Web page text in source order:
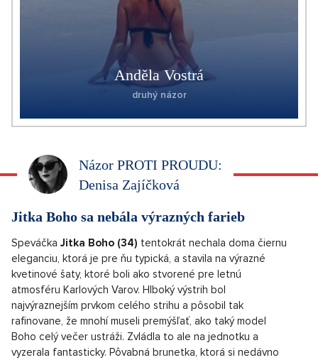
Anděla Vostrá
druhý názor
Názor PROTI PROUDU:
Denisa Zajíčková
Jitka Boho sa nebála výrazných farieb
Speváčka Jitka Boho (34) tentokrát nechala doma čiernu
eleganciu, ktorá je pre ňu typická, a stavila na výrazné
kvetinové šaty, ktoré boli ako stvorené pre letnú
atmosféru Karlových Varov. Hlboký výstrih bol
najvýraznejším prvkom celého strihu a pôsobil tak
rafinovane, že mnohí museli premýšľať, ako taký model
Boho celý večer ustráži. Zvládla to ale na jednotku a
vyzerala fantasticky. Pôvabná brunetka, ktorá si nedávno